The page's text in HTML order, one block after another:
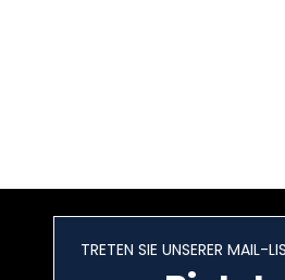
TRETEN SIE UNSERER MAIL-